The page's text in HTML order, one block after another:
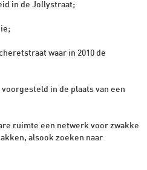
in de Jollystraat;
waar in 2010 de
in de plaats van een
ruimte een netwerk voor zwakke
alsook zoeken naar